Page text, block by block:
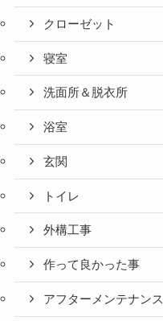
クローゼット
寝室
洗面所＆脱衣所
浴室
玄関
トイレ
外構工事
作って良かった事
アフターメンテナンス